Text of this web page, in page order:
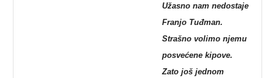
Užasno nam nedostaje
Franjo Tuđman.
Strašno volimo njemu
posvećene kipove.
Zato još jednom